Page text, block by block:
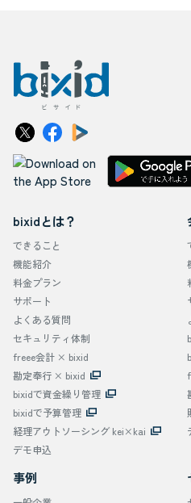
bixidとは？
できること
機能紹介
料金プラン
サポート
よくある質問
セキュリティ体制
freee会計 × bixid
勘定奉行 × bixid
bixidで資金繰り管理
bixidで予算管理
経理アウトソーシング kei×kai
デモ申込
事例